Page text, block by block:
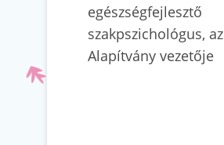
egészségfejlesztő
szakpszichológus, az
Alapítvány vezetője